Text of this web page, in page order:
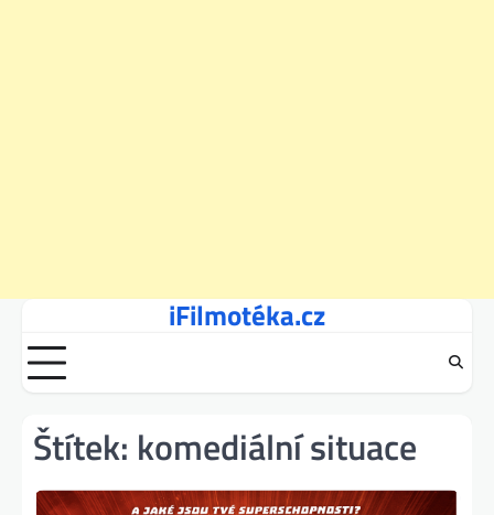
content
iFilmotéka.cz
Štítek: komediální situace